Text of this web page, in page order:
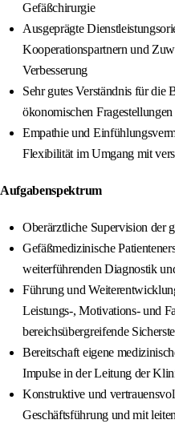
Gefäßchirurgie
Ausgeprägte
Kooperationspartnern und
Verbesserung
Sehr gutes Verständnis für die
ökonomischen Fragestellungen
Empathie und
Flexibilität im Umgang mit
Aufgabenspektrum
Oberärztliche Supervision der
Gefäßmedizinische
weiterführenden Diagnostik
Führung und
Leistungs-, Motivations- und
bereichsübergreifende
Bereitschaft eigene
Impulse in der Leitung der
Konstruktive und
Geschäftsführung und mit